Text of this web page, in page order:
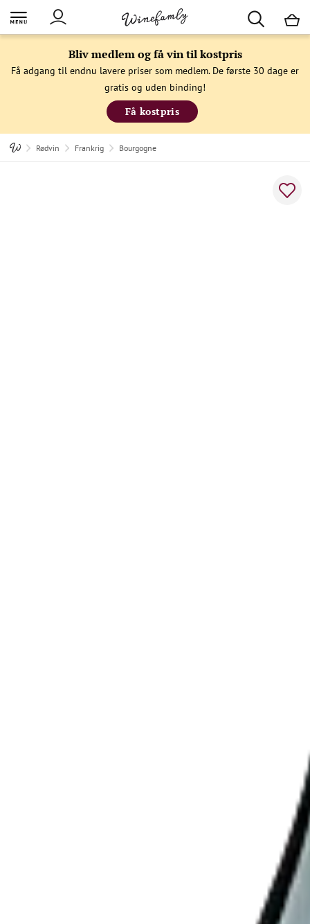
Bliv medlem og få vin til kostpris
Få adgang til endnu lavere priser som medlem. De første 30 dage er
gratis og uden binding!
Få kostpris
Rødvin Frankrig Bourgogne